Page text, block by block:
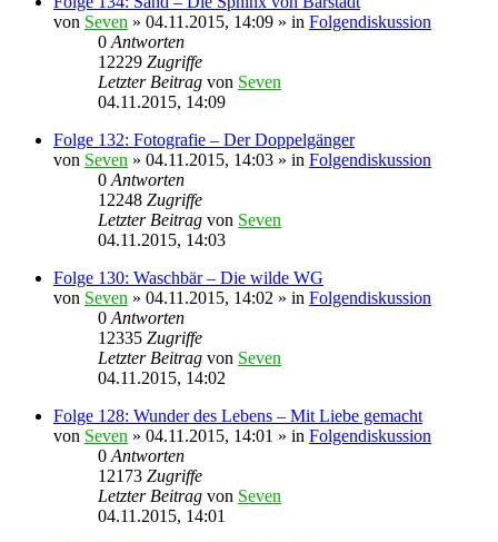
von Seven » 04.11.2015, 14:09 » in Folgendiskussion
0 Antworten
12229 Zugriffe
Letzter Beitrag von Seven
04.11.2015, 14:09
Folge 132: Fotografie – Der Doppelgänger
von Seven » 04.11.2015, 14:03 » in Folgendiskussion
0 Antworten
12248 Zugriffe
Letzter Beitrag von Seven
04.11.2015, 14:03
Folge 130: Waschbär – Die wilde WG
von Seven » 04.11.2015, 14:02 » in Folgendiskussion
0 Antworten
12335 Zugriffe
Letzter Beitrag von Seven
04.11.2015, 14:02
Folge 128: Wunder des Lebens – Mit Liebe gemacht
von Seven » 04.11.2015, 14:01 » in Folgendiskussion
0 Antworten
12173 Zugriffe
Letzter Beitrag von Seven
04.11.2015, 14:01